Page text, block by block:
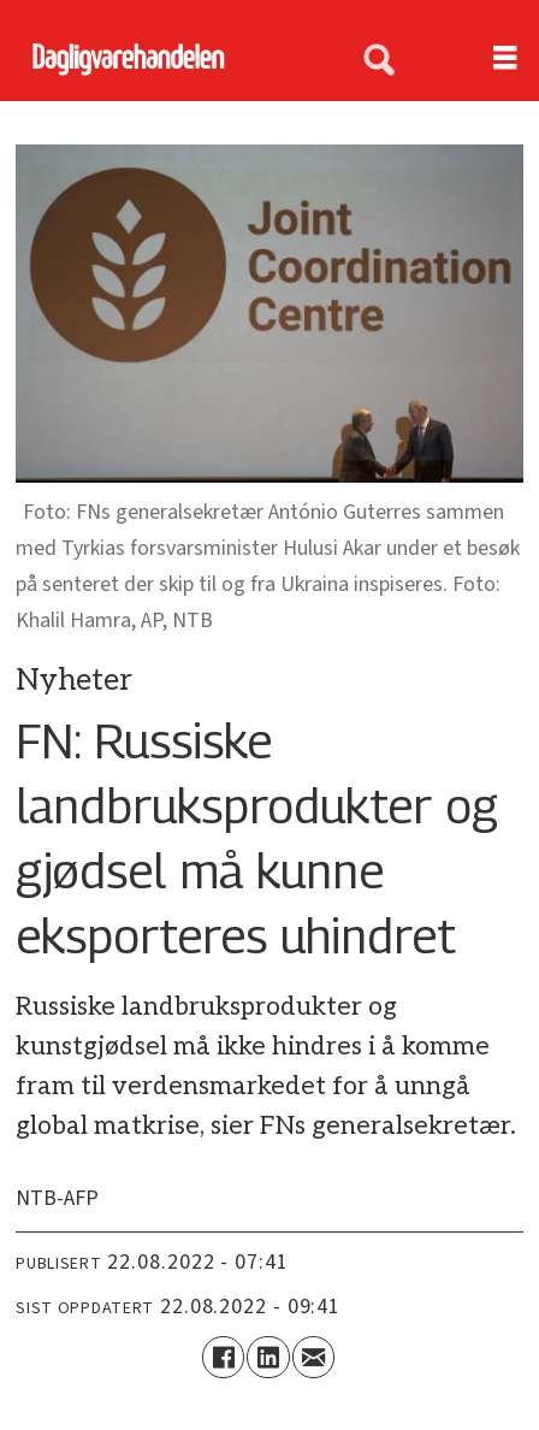
FNs generalsekretær António Guterres sammen
med Tyrkias forsvarsminister Hulusi Akar under et besøk
på senteret der skip til og fra Ukraina inspiseres. Foto:
Khalil Hamra, AP, NTB
Nyheter
FN: Russiske
landbruksprodukter og
gjødsel må kunne
eksporteres uhindret
Russiske landbruksprodukter og
kunstgjødsel må ikke hindres i å komme
fram til verdensmarkedet for å unngå
global matkrise, sier FNs generalsekretær.
NTB-AFP
PUBLISERT 22.08.2022 - 07:41
SIST OPPDATERT 22.08.2022 - 09:41